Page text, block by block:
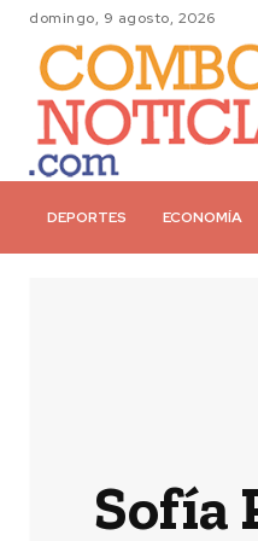
domingo, 9 agosto, 2026
DEPORTES ECONOMÍA
Sofía